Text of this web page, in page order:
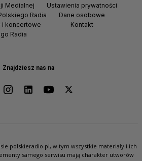
Znajdziesz nas na
Medialnej
Radia
i koncertowe
Radia
Ustawienia prywatności
Dane osobowe
Kontakt
polskieradio.pl, w tym wszystkie materiały i ich
samego serwisu mają charakter utworów